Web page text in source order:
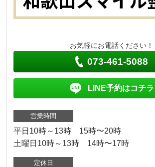
お気軽にお電話ください！
073-461-5088
LINE予約はコチラ
営業時間
平日10時～13時 15時〜20時
土曜日10時～13時 14時〜17時
定休日